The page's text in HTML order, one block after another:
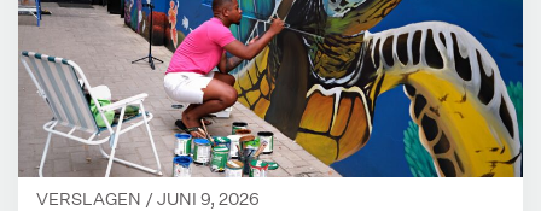
VERSLAGEN /JUNI 9, 2026